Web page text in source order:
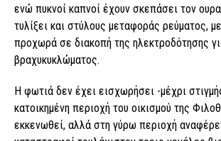
ενώ πυκνοί καπνοί έχουν σκεπάσει τον
τυλίξει και στύλους μεταφοράς ρεύματος,
προχωρά σε διακοπή της ηλεκτροδότησης
βραχυκυκλώματος.
Η φωτιά δεν έχει εισχωρήσει -μέχρι
κατοικημένη περιοχή του οικισμού της
εκκενωθεί, αλλά στη γύρω περιοχή